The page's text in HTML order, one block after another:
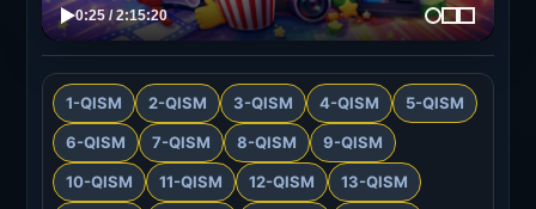
1-QISM 2-QISM 3-QISM 4-QISM 5-QISM
6-QISM 7-QISM 8-QISM 9-QISM
10-QISM 11-QISM 12-QISM 13-QISM